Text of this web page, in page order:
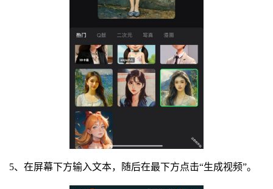
5、在屏幕下方输入文本，随后在最下方点击“生成视频”。